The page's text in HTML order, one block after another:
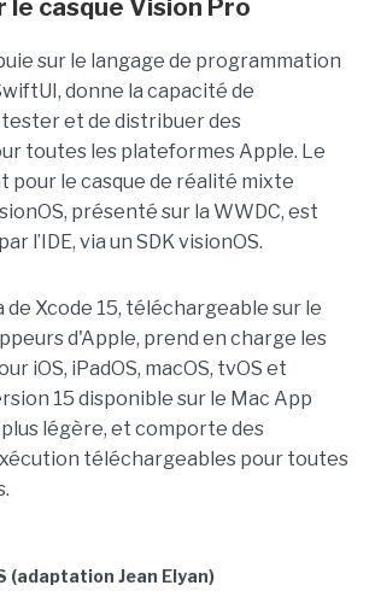
le casque Vision Pro
sur le langage de programmation
donne la capacité de
et de distribuer des
toutes les plateformes Apple. Le
pour le casque de réalité mixte
présenté sur la WWDC, est
l’IDE, via un SDK visionOS.
de Xcode 15, téléchargeable sur le
d'Apple, prend en charge les
iOS, iPadOS, macOS, tvOS et
15 disponible sur le Mac App
légère, et comporte des
téléchargeables pour toutes
(adaptation Jean Elyan)